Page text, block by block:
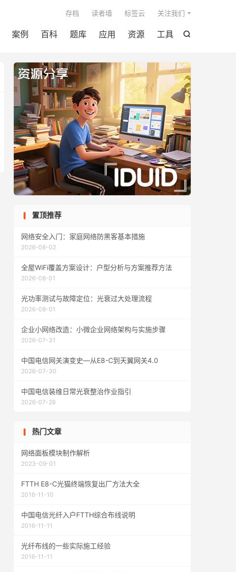

案例 百科 题库 应用 资源 工具
存档 读者墙 标签云 关注我们
置顶推荐
网络安全入门：家庭网络防黑客基本措施
2026-08-02
全屋WiFi覆盖方案设计：户型分析与方案推荐方法
2026-08-01
光功率测试与故障定位：光衰过大处理流程
2026-08-01
企业小网络改造：小微企业网络架构与实施步骤
2026-07-31
中国电信网关演变史—从E8-C到天翼网关4.0
2026-07-30
中国电信装维日常光衰整治作业指引
2026-07-26
热门文章
网络面板模块制作解析
2023-09-01
FTTH E8-C光猫终端恢复出厂方法大全
2016-11-10
中国电信光纤入户FTTH综合布线说明
2016-11-11
光纤布线的一些实际施工经验
2016-11-11